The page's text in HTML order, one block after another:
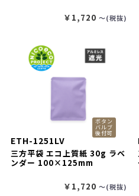
￥1,720 〜(税抜)
ボタン
バルブ
後付可
ETH-1251LV
三方平袋 エコ上質紙 30g ラベ
ンダー 100×125mm
￥1,720 〜(税抜)